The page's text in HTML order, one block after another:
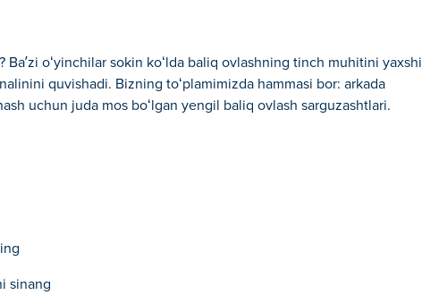
oʻyinchilar sokin koʻlda baliq ovlashning tinch muhitini yaxshi
quvishadi. Bizning toʻplamimizda hammasi bor: arkada
uchun juda mos boʻlgan yengil baliq ovlash sarguzashtlari.
sinang